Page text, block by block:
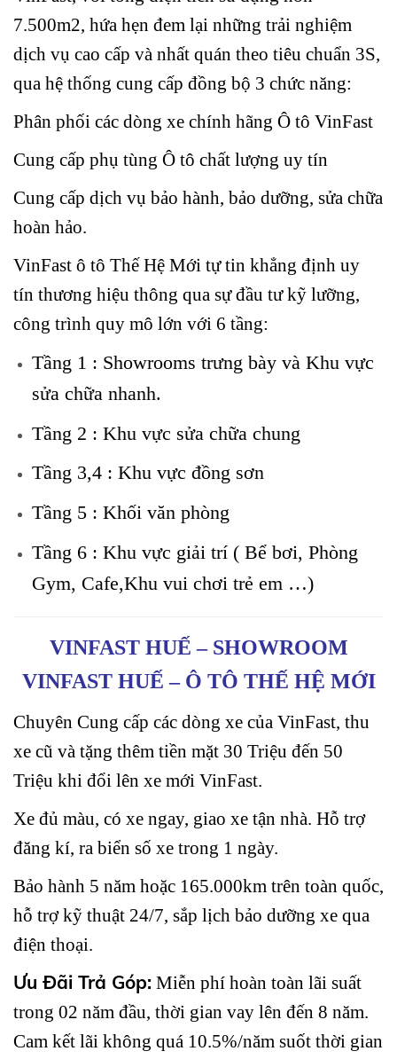
7.500m2, hứa hẹn đem lại những trải nghiệm
dịch vụ cao cấp và nhất quán theo tiêu chuẩn 3S,
qua hệ thống cung cấp đồng bộ 3 chức năng:
Phân phối các dòng xe chính hãng Ô tô VinFast
Cung cấp phụ tùng Ô tô chất lượng uy tín
Cung cấp dịch vụ bảo hành, bảo dưỡng, sửa chữa
hoàn hảo.
VinFast ô tô Thế Hệ Mới tự tin khẳng định uy
tín thương hiệu thông qua sự đầu tư kỹ lưỡng,
công trình quy mô lớn với 6 tầng:
Tầng 1 : Showrooms trưng bày và Khu vực
sửa chữa nhanh.
Tầng 2 : Khu vực sửa chữa chung
Tầng 3,4 : Khu vực đồng sơn
Tầng 5 : Khối văn phòng
Tầng 6 : Khu vực giải trí ( Bể bơi, Phòng
Gym, Cafe,Khu vui chơi trẻ em …)
VINFAST HUẾ – SHOWROOM
VINFAST HUẾ – Ô TÔ THẾ HỆ MỚI
Chuyên Cung cấp các dòng xe của VinFast, thu
xe cũ và tặng thêm tiền mặt 30 Triệu đến 50
Triệu khi đổi lên xe mới VinFast.
Xe đủ màu, có xe ngay, giao xe tận nhà. Hỗ trợ
đăng kí, ra biển số xe trong 1 ngày.
Bảo hành 5 năm hoặc 165.000km trên toàn quốc,
hỗ trợ kỹ thuật 24/7, sắp lịch bảo dưỡng xe qua
điện thoại.
Ưu Đãi Trả Góp: Miễn phí hoàn toàn lãi suất
trong 02 năm đầu, thời gian vay lên đến 8 năm.
Cam kết lãi không quá 10.5%/năm suốt thời gian